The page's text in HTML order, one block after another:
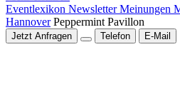
Eventlexikon NewsletterMeinungen
Hannover Peppermint Pavillon
Jetzt Anfragen Telefon E-Mail